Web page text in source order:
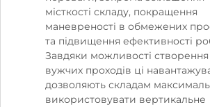
місткості складу, покращення
маневреності в обмежених
та підвищення ефективності
Завдяки можливості створення
вужчих проходів ці
дозволяють складам
використовувати вертикальне